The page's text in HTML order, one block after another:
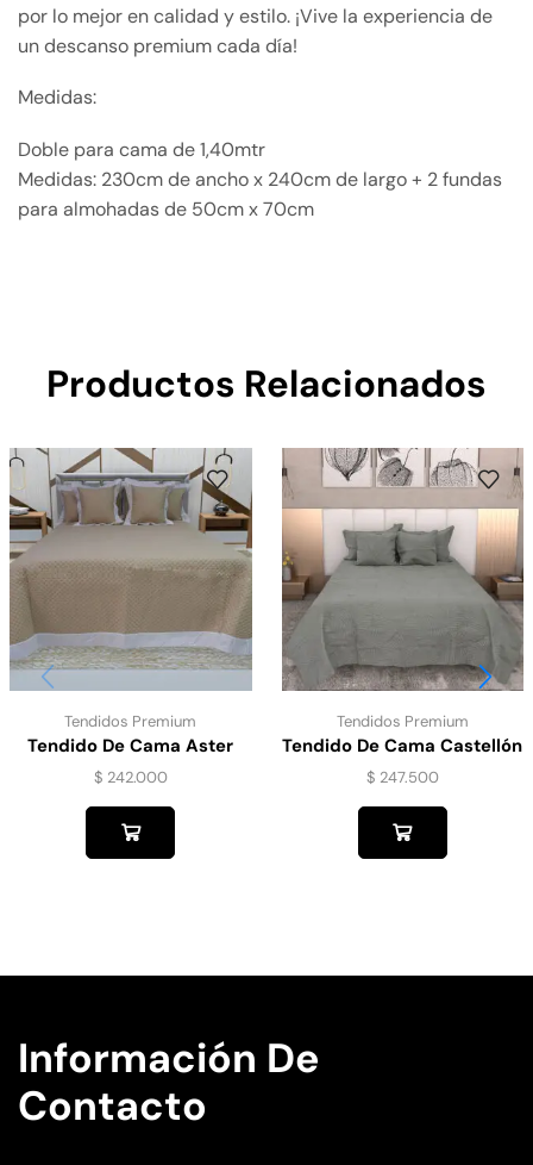
por lo mejor en calidad y estilo. ¡Vive la experiencia de
un descanso premium cada día!
Medidas:
Doble para cama de 1,40mtr
Medidas: 230cm de ancho x 240cm de largo + 2 fundas
para almohadas de 50cm x 70cm
Productos Relacionados
Tendidos Premium
Tendido De Cama Aster
Doble Faz Cafe
$ 242.000
Tendidos Premium
Tendido De Cama Castellón
– Gris
$ 247.500
Información De
Contacto